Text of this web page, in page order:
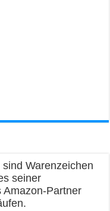
Warenzeichen
seiner
Amazon-Partner